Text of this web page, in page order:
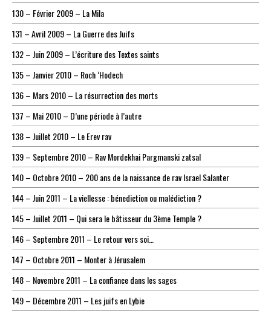
130 – Février 2009 – La Mila
131 – Avril 2009 – La Guerre des Juifs
132 – Juin 2009 – L’écriture des Textes saints
135 – Janvier 2010 – Roch ‘Hodech
136 – Mars 2010 – La résurrection des morts
137 – Mai 2010 – D’une période à l’autre
138 – Juillet 2010 – Le Erev rav
139 – Septembre 2010 – Rav Mordekhai Pargmanski zatsal
140 – Octobre 2010 – 200 ans de la naissance de rav Israel Salanter
144 – Juin 2011 – La viellesse : bénediction ou malédiction ?
145 – Juillet 2011 – Qui sera le bâtisseur du 3ème Temple ?
146 – Septembre 2011 – Le retour vers soi…
147 – Octobre 2011 – Monter à Jérusalem
148 – Novembre 2011 – La confiance dans les sages
149 – Décembre 2011 – Les juifs en Lybie